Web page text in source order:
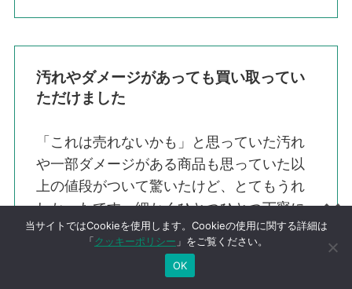
汚れやダメージがあっても買い取ってい
ただけました
「これは売れないかも」と思っていた汚れ
や一部ダメージがある商品も思っていた以
上の値段がついて驚いたけど、とてもうれ
しかったです。細かくひとつひとつ丁寧に
査定していただき、とても満足できる金額
でした。査定時のやりとりも丁寧に説明し
ていただき納得ができ安心しました。 また
当サイトではCookieを使用します。Cookieの使用に関する詳細は
「クッキーポリシー 」をご覧ください。
OK